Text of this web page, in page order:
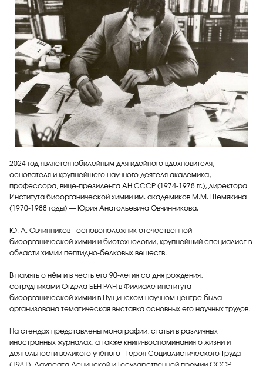
2024 год является юбилейным для идейного вдохновителя,
основателя и крупнейшего научного деятеля академика,
профессора, вице-президента АН СССР (1974-1978 гг.), директора
Института биоорганической химии им. академиков М.М. Шемякина
(1970-1988 годы) — Юрия Анатольевича Овчинникова.
Ю. А. Овчинников - основоположник отечественной
биоорганической химии и биотехнологии, крупнейший специалист в
области химии пептидно-белковых веществ.
В память о нём и в честь его 90-летия со дня рождения,
сотрудниками Отдела БЕН РАН в Филиале института
биоорганической химии в Пущинском научном центре была
организована тематическая выставка основных его научных трудов.
На стендах представлены монографии, статьи в различных
иностранных журналах, а также книги-воспоминания о жизни и
деятельности великого учёного - Героя Социалистического Труда